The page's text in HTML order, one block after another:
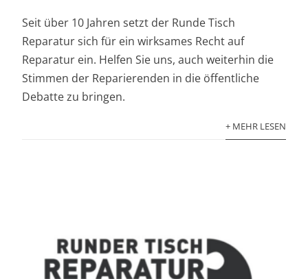
Seit über 10 Jahren setzt der Runde Tisch
Reparatur sich für ein wirksames Recht auf
Reparatur ein. Helfen Sie uns, auch weiterhin die
Stimmen der Reparierenden in die öffentliche
Debatte zu bringen.
+ MEHR LESEN